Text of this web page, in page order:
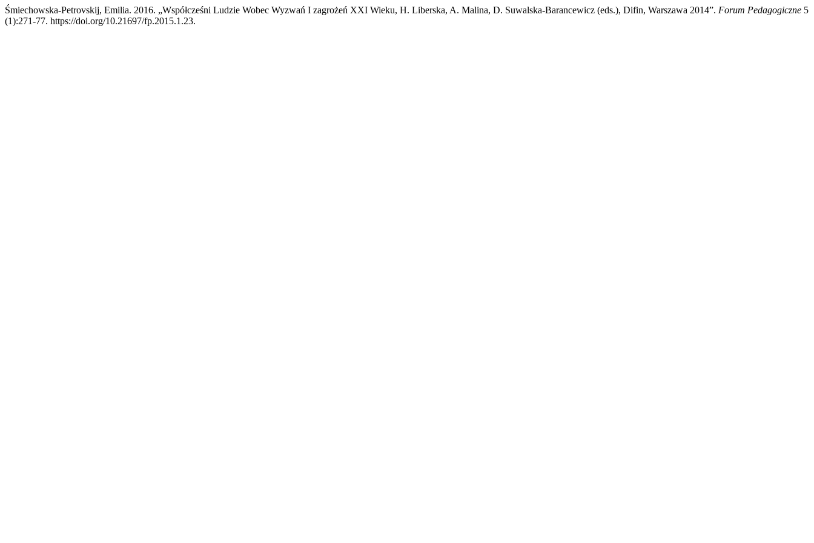
Śmiechowska-Petrovskij, Emilia. 2016. „Współcześni Ludzie Wobec Wyzwań I zagrożeń XXI Wieku, H. Liberska, A. Malina, D. Suwalska-Barancewicz (eds.), Difin, Warszawa 2014”. Forum Pedagogiczne 5
(1):271-77. https://doi.org/10.21697/fp.2015.1.23.